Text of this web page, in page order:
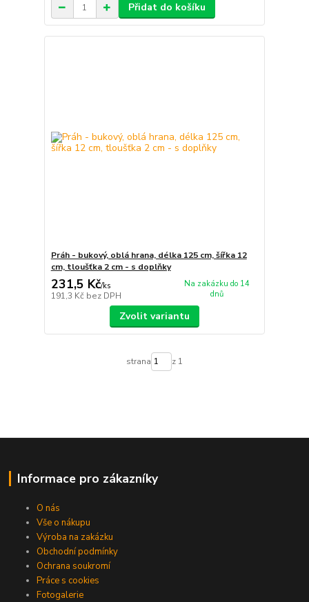
Přidat do košíku
Práh - bukový, oblá hrana, délka 125 cm, šířka 12
cm, tloušťka 2 cm - s doplňky
231,5 Kč/ks
191,3 Kč bez DPH
Na zakázku do 14
dnů
Zvolit variantu
strana z 1
Informace pro zákazníky
O nás
Vše o nákupu
Výroba na zakázku
Obchodní podmínky
Ochrana soukromí
Práce s cookies
Fotogalerie